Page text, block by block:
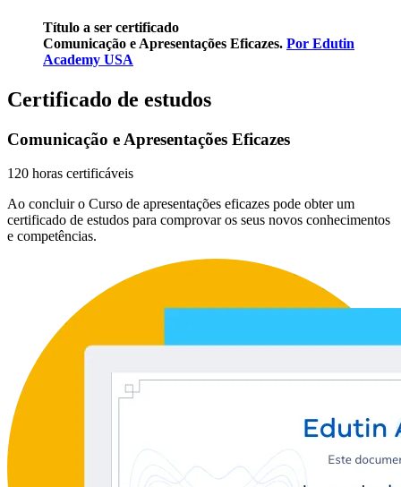
Título a ser certificado
Comunicação e Apresentações Eficazes. Por Edutin
Academy USA
Certificado de estudos
Comunicação e Apresentações Eficazes
120 horas certificáveis
Ao concluir o Curso de apresentações eficazes pode obter um
certificado de estudos para comprovar os seus novos conhecimentos
e competências.